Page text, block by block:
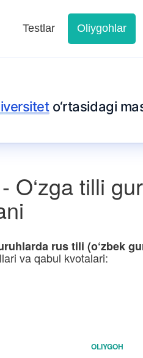
Testlar Oliygohlar
o‘rtasidagi
O‘zga tilli
rus tili (o‘zbek
va qabul kvotalari:
OLIYGOH